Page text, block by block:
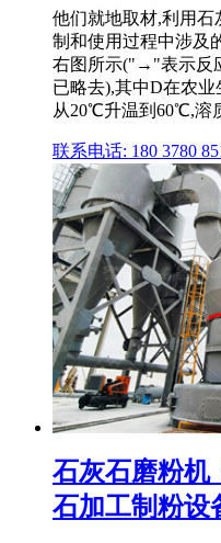
他们就地取材,利用
制和使用过程中涉及
右图所示("→"表示反
已略去),其中D在农业
从20℃升温到60℃,溶
联系电话: 180 3780
石灰石磨粉机
石加工制粉设